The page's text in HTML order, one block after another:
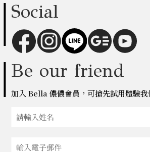
Social
Be our friend
加入 Bella 儂儂會員，可搶先試用體驗